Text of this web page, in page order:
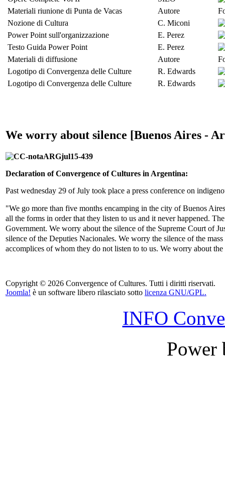
Materiali riunione di Punta de Vacas
Autore
Nozione di Cultura
C. Miconi
Power Point sull'organizzazione
E. Perez
Testo Guida Power Point
E. Perez
Materiali di diffusione
Autore
Logotipo di Convergenza delle Culture
R. Edwards
Logotipo di Convergenza delle Culture
R. Edwards
We worry about silence [Buenos Aires -
Declaration of Convergence of Cultures in Argentina:
Past wednesday 29 of July took place a press conference on
"We go more than five months encamping in the city of Buenos
all the forms in order that they listen to us and it never happened.
Government. We worry about the silence of the Supreme Court of
silence of the Deputies Nacionales. We worry the silence of the
accomplices of whom they do not listen to to us. We worry about
Copyright © 2026 Convergence of Cultures. Tutti i diritti riservati.
Joomla! è un software libero rilasciato sotto licenza GNU/GPL.
INFO